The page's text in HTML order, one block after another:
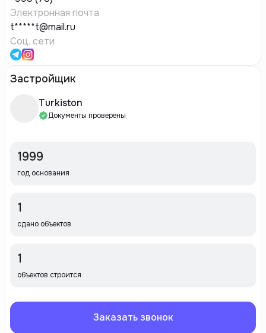
Электронная почта
t*****t@mail.ru
Соц. сети
Застройщик
Turkiston
Документы проверены
1999
год основания
1
сдано объектов
1
объектов строится
Заказать звонок